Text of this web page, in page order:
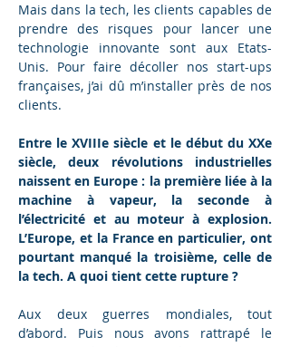
Mais dans la tech, les clients capables de
prendre des risques pour lancer une
technologie innovante sont aux Etats-
Unis. Pour faire décoller nos start-ups
françaises, j’ai dû m’installer près de nos
clients.
Entre le XVIIIe siècle et le début du XXe
siècle, deux révolutions industrielles
naissent en Europe : la première liée à la
machine à vapeur, la seconde à
l’électricité et au moteur à explosion.
L’Europe, et la France en particulier, ont
pourtant manqué la troisième, celle de
la tech. A quoi tient cette rupture ?
Aux deux guerres mondiales, tout
d’abord. Puis nous avons rattrapé le